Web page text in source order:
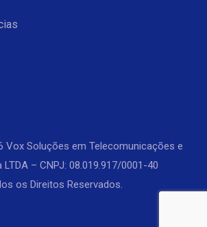
Vox Soluções em Telecomunicações e
– CNPJ: 08.019.917/0001-40
os Direitos Reservados.